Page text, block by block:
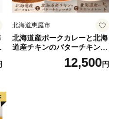
北海道恵庭市
北海道産ポークカレーと北海
道産チキンのバターチキンマ
サラと北海道産のチキンカレ
ーセット（各350g×1人前）
12,500円